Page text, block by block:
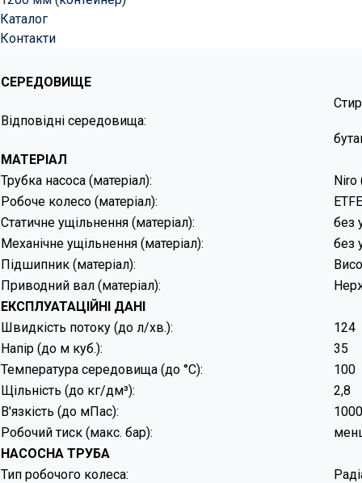
Каталог
Контакти
СЕРЕДОВИЩЕ
Відповідні середовища:
МАТЕРІАЛ
Трубка насоса (матеріал):
Niro
Робоче колесо (матеріал):
Статичне ущільнення (матеріал):
без
Механічне ущільнення (матеріал):
без
Підшипник (матеріал):
Приводний вал (матеріал):
Швидкість потоку (до л/хв.):
Напір (до м куб.):
Температура середовища (до °C):
Щільність (до кг/дм³):
В'язкість (до мПас):
Робочий тиск (макс. бар):
НАСОСНА ТРУБА
Тип робочого колеса: